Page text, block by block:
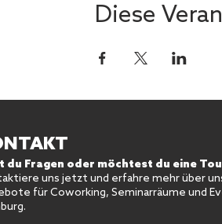
Diese
du Fragen oder möchtest du eine
uns jetzt und erfahre mehr über
für Coworking, Seminarräume und